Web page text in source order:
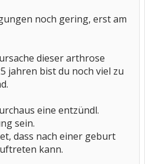
noch gering, erst am
dieser arthrose
jahren bist du noch viel zu
eine entzündl.
sein.
dass nach einer geburt
kann.